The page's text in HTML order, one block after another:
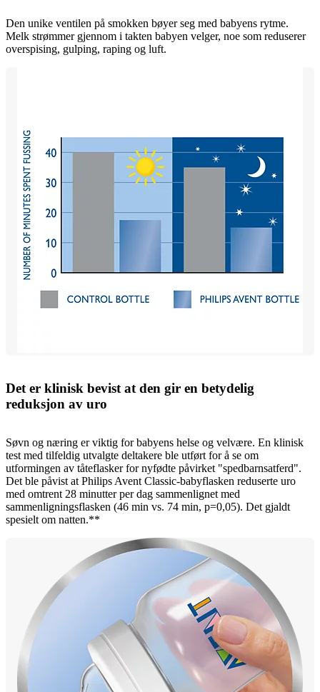
Den unike ventilen på smokken bøyer seg med babyens rytme.
Melk strømmer gjennom i takten babyen velger, noe som reduserer
overspising, gulping, raping og luft.
Det er klinisk bevist at den gir en betydelig
reduksjon av uro
Søvn og næring er viktig for babyens helse og velvære. En klinisk
test med tilfeldig utvalgte deltakere ble utført for å se om
utformingen av tåteflasker for nyfødte påvirket "spedbarnsatferd".
Det ble påvist at Philips Avent Classic-babyflasken reduserte uro
med omtrent 28 minutter per dag sammenlignet med
sammenligningsflasken (46 min vs. 74 min, p=0,05). Det gjaldt
spesielt om natten.**